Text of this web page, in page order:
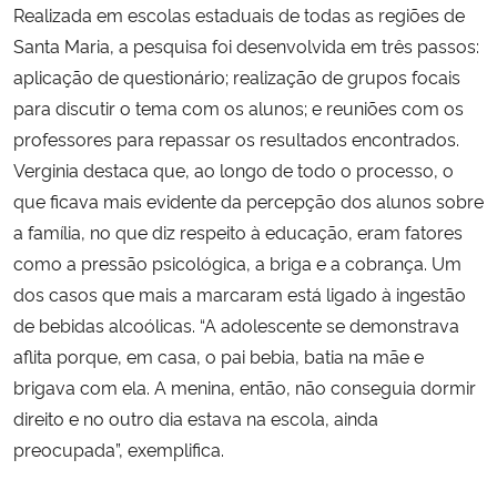
Realizada em escolas estaduais de todas as regiões de
Santa Maria, a pesquisa foi desenvolvida em três passos:
aplicação de questionário; realização de grupos focais
para discutir o tema com os alunos; e reuniões com os
professores para repassar os resultados encontrados.
Verginia destaca que, ao longo de todo o processo, o
que ficava mais evidente da percepção dos alunos sobre
a família, no que diz respeito à educação, eram fatores
como a pressão psicológica, a briga e a cobrança. Um
dos casos que mais a marcaram está ligado à ingestão
de bebidas alcoólicas. “A adolescente se demonstrava
aflita porque, em casa, o pai bebia, batia na mãe e
brigava com ela. A menina, então, não conseguia dormir
direito e no outro dia estava na escola, ainda
preocupada”, exemplifica.